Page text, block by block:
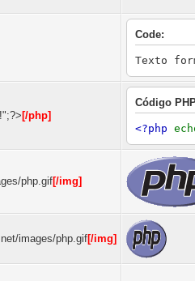
Code:
Texto
[/php]
Código
<?php
php.gif[/img]
images/php.gif[/img]